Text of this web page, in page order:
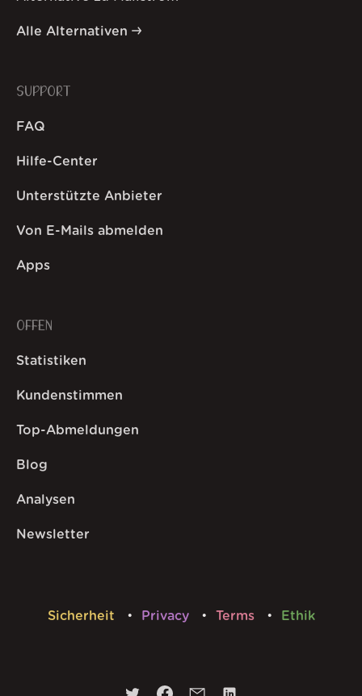
Alle Alternativen
SUPPORT
FAQ
Hilfe-Center
Unterstützte Anbieter
Von E-Mails abmelden
Apps
OFFEN
Statistiken
Kundenstimmen
Top-Abmeldungen
Blog
Analysen
Newsletter
Sicherheit Privacy Terms Ethik